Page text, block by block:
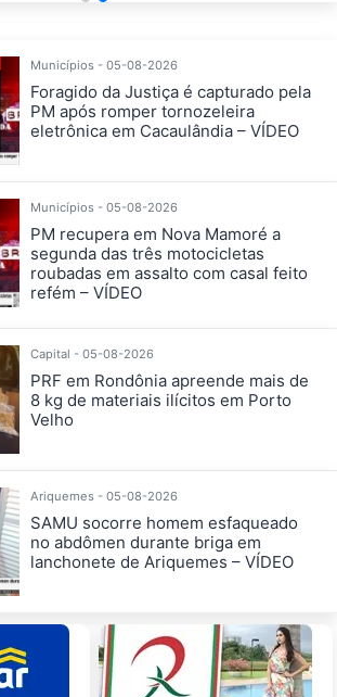
Municípios - 05-08-2026
Foragido da Justiça é capturado pela
PM após romper tornozeleira
eletrônica em Cacaulândia – VÍDEO
Municípios - 05-08-2026
PM recupera em Nova Mamoré a
segunda das três motocicletas
roubadas em assalto com casal feito
refém – VÍDEO
Capital - 05-08-2026
PRF em Rondônia apreende mais de
8 kg de materiais ilícitos em Porto
Velho
Ariquemes - 05-08-2026
SAMU socorre homem esfaqueado
no abdômen durante briga em
lanchonete de Ariquemes – VÍDEO